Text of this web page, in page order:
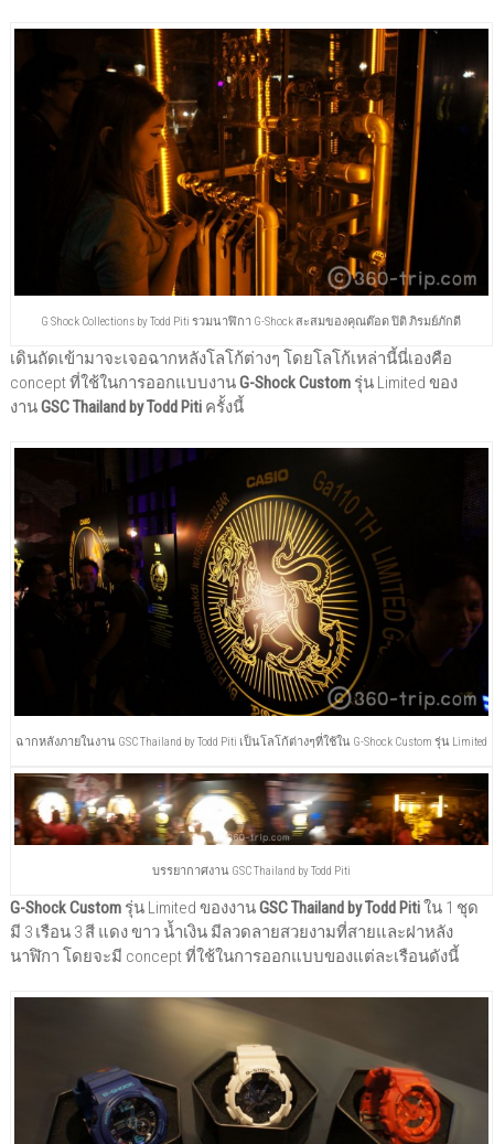
G Shock Collections by Todd Piti รวมนาฬิกา G-Shock สะสมของคุณต๊อด ปิติ ภิรมย์ภักดี
เดินถัดเข้ามาจะเจอฉากหลังโลโก้ต่างๆ โดยโลโก้เหล่านี้นี่เองคือ
concept ที่ใช้ในการออกแบบงานG-Shock Customรุ่น Limited ของ
งานGSC Thailand by Todd Pitiครั้งนี้
ฉากหลังภายในงาน GSC Thailand by Todd Piti เป็นโลโก้ต่างๆที่ใช้ใน G-Shock Custom รุ่น Limited
บรรยากาศงาน GSC Thailand by Todd Piti
G-Shock Customรุ่น Limited ของงานGSC Thailand by Todd Pitiใน 1 ชุด
มี 3 เรือน 3 สี แดง ขาว น้ำเงิน มีลวดลายสวยงามที่สายและฝาหลัง
นาฬิกา โดยจะมี concept ที่ใช้ในการออกแบบของแต่ละเรือนดังนี้